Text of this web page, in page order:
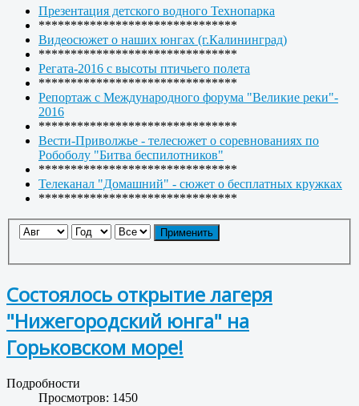
Презентация детского водного Технопарка
*******************************
Видеосюжет о наших юнгах (г.Калининград)
*******************************
Регата-2016 с высоты птичьего полета
*******************************
Репортаж с Международного форума "Великие реки"-
2016
*******************************
Вести-Приволжье - телесюжет о соревнованиях по
Робоболу "Битва беспилотников"
*******************************
Телеканал "Домашний" - сюжет о бесплатных кружках
*******************************
Применить
Состоялось открытие лагеря
"Нижегородский юнга" на
Горьковском море!
Подробности
Просмотров: 1450